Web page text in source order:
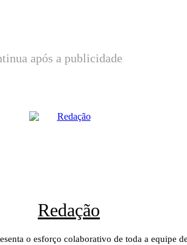
após a publicidade
Redação
o esforço colaborativo de toda a equipe